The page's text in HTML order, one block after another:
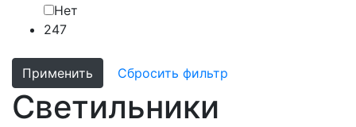
Нет
247
Применить Сбросить фильтр
Светильники